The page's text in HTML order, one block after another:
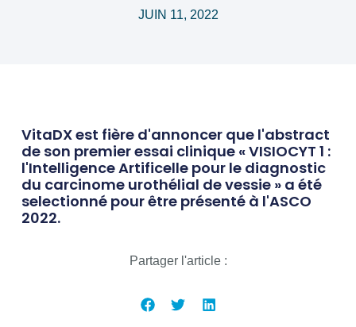
JUIN 11, 2022
VitaDX est fière d'annoncer que l'abstract
de son premier essai clinique « VISIOCYT 1 :
l'Intelligence Artificelle pour le diagnostic
du carcinome urothélial de vessie » a été
selectionné pour être présenté à l'ASCO
2022.
Partager l'article :